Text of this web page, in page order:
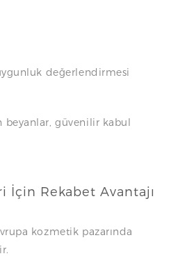
değerlendirmesi
beyanlar, güvenilir kabul
Rekabet Avantajı
kozmetik pazarında